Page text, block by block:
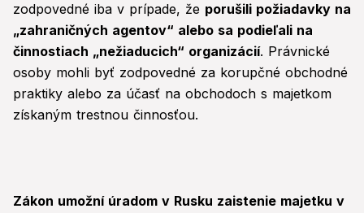
zodpovedné iba v prípade, že porušili požiadavky na
„zahraničných agentov“ alebo sa podieľali na
činnostiach „nežiaducich“ organizácií. Právnické
osoby mohli byť zodpovedné za korupčné obchodné
praktiky alebo za účasť na obchodoch s majetkom
získaným trestnou činnosťou.
Zákon umožní úradom v Rusku zaistenie majetku v